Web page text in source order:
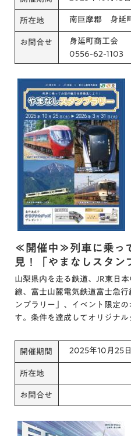
所在地 南巨摩郡 身延
お問合せ
身延町商工会
0556-62-1103
≪開催中≫列車に乗っ
見！「やまなしスタン
山梨県内を走る鉄道、JR東日
線、富士山麓電気鉄道富士急
ンプラリー」、イベント限定
す。条件を達成してオリジナ
開催期間 2025年10月25
所在地
お問合せ